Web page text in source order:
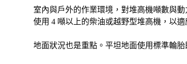
室內與戶外的作業環境，對堆高機噸數與
使用 4 噸以上的柴油或越野型堆高機，以
地面狀況也是重點。平坦地面使用標準輪